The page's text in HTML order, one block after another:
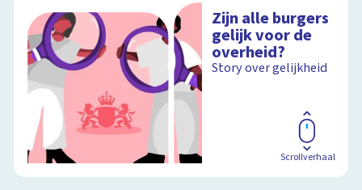
Zijn alle burgers
gelijk voor de
overheid?
Story over gelijkheid
Scrollverhaal